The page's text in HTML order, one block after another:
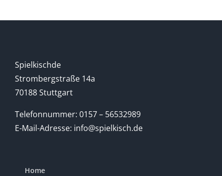
Spielkischde
Strombergstraße 14a
70188 Stuttgart
Telefonnummer: 0157 – 56532989
E-Mail-Adresse: info@spielkisch.de
Home